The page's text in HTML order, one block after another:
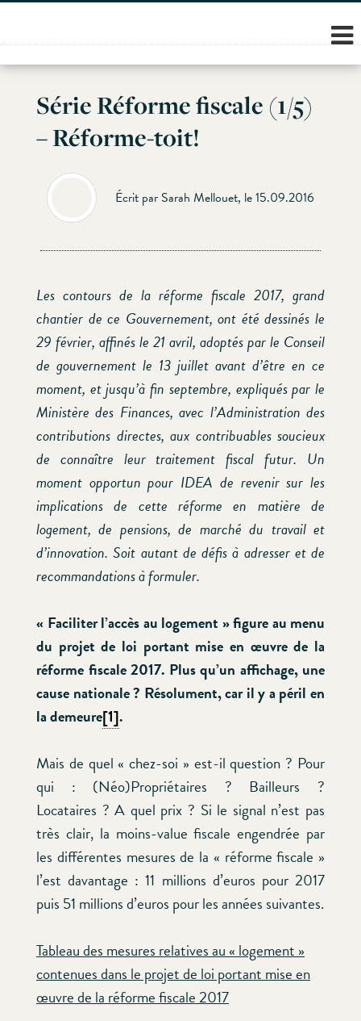
Skip
content
Série Réforme fiscale (1/5)
– Réforme-toit!
Écrit par Sarah Mellouet, le 15.09.2016
Les contours de la réforme fiscale 2017, grand
chantier de ce Gouvernement, ont été dessinés le
29 février, affinés le 21 avril, adoptés par le Conseil
de gouvernement le 13 juillet avant d’être en ce
moment, et jusqu’à fin septembre, expliqués par le
Ministère des Finances, avec l’Administration des
contributions directes, aux contribuables soucieux
de connaître leur traitement fiscal futur. Un
moment opportun pour IDEA de revenir sur les
implications de cette réforme en matière de
logement, de pensions, de marché du travail et
d’innovation. Soit autant de défis à adresser et de
recommandations à formuler.
« Faciliter l’accès au logement » figure au menu
du projet de loi portant mise en œuvre de la
réforme fiscale 2017. Plus qu’un affichage, une
cause nationale ? Résolument, car il y a péril en
la demeure[1].
Mais de quel « chez-soi » est-il question ? Pour
qui : (Néo)Propriétaires ? Bailleurs ?
Locataires ? A quel prix ? Si le signal n’est pas
très clair, la moins-value fiscale engendrée par
les différentes mesures de la « réforme fiscale »
l’est davantage : 11 millions d’euros pour 2017
puis 51 millions d’euros pour les années suivantes.
Tableau des mesures relatives au « logement »
contenues dans le projet de loi portant mise en
œuvre de la réforme fiscale 2017